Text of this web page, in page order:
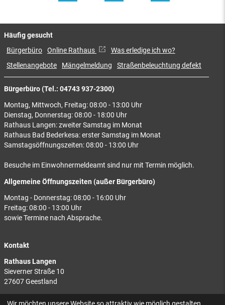
Bürgerbüro (Tel.: 04743 937-2300)
Montag, Mittwoch, Freitag: 08:00 - 13:00 Uhr
Dienstag, Donnerstag: 08:00 - 18:00 Uhr
Rathaus Langen: zweiter Samstag im Monat
Rathaus Bad Bederkesa: erster Samstag im Monat
Samstagsöffnungszeiten: 08:00 - 13:00 Uhr
Besuche im Einwohnermeldeamt sind nur mit Termin möglich.
Allgemeine Öffnungszeiten (außer Bürgerbüro)
Montag - Donnerstag: 08:00 - 16:00 Uhr
Freitag: 08:00 - 13:00 Uhr
sowie Termine nach Absprache.
Kontakt
Rathaus Langen
Sieverner Straße 10
27607 Geestland
Rathaus Bad Bederkesa
Häufig gesucht
Bürgerbüro Online Rathaus
Was erledige ich wo?
Stellenangebote
Mängelmeldung Straßenbeleuchtung defekt